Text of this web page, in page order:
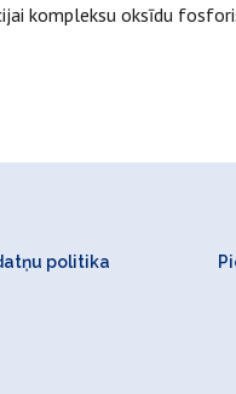
kompleksu oksīdu
politika